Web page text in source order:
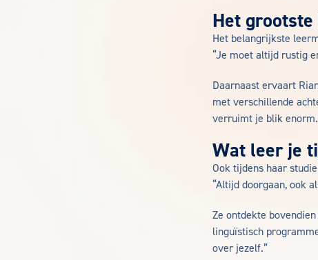
Het
Het belangrijkste
“Je moet altijd rustig
Daarnaast ervaart
met verschillende
verruimt je blik
Wat leer je
Ook tijdens haar
“Altijd doorgaan, ook
Ze ontdekte
linguïstisch
over jezelf.”